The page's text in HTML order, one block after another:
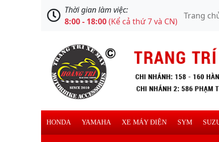
Thời gian làm việc:
8:00 - 18:00(Kể cả thứ 7 và CN)
Trang
HONDA YAMAHA XE MÁY ĐIỆN SYM